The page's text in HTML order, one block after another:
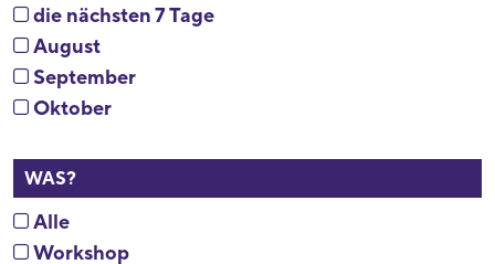
die nächsten 7 Tage
August
September
Oktober
WAS?
Alle
Workshop